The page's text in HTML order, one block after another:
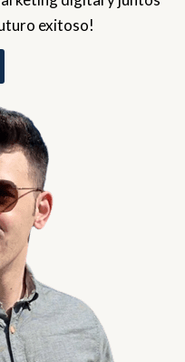
exitoso!